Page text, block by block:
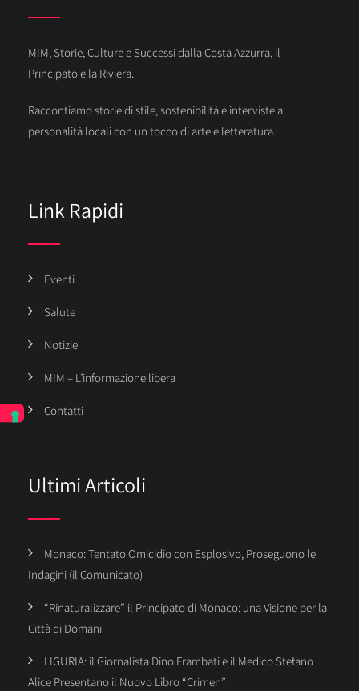
MIM, Storie, Culture e Successi dalla Costa Azzurra, il
Principato e la Riviera.
Raccontiamo storie di stile, sostenibilità e interviste a
personalità locali con un tocco di arte e letteratura.
Link Rapidi
Eventi
Salute
Notizie
MIM – L’informazione libera
Contatti
Ultimi Articoli
Monaco: Tentato Omicidio con Esplosivo, Proseguono le
Indagini (il Comunicato)
“Rinaturalizzare” il Principato di Monaco: una Visione per la
Città di Domani
LIGURIA: il Giornalista Dino Frambati e il Medico Stefano
Alice Presentano il Nuovo Libro “Crimen”